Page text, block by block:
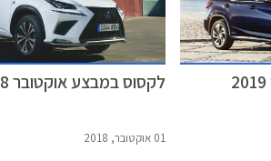
לקסוס במבצע אוקטובר 2018
01 אוקטובר, 2018